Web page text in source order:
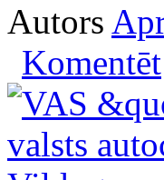
Autors
Komentēt